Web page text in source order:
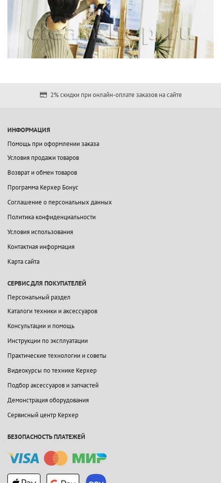
2% скидки при онлайн-оплате заказов на сайте
ИНФОРМАЦИЯ
Помощь при оформлении заказа
Условия продажи товаров
Возврат и обмен товаров
Программа Керхер Бонус
Соглашение о персональных данных
Политика конфиденциальности
Условия использования
Контактная информация
Карта сайта
СЕРВИС ДЛЯ ПОКУПАТЕЛЕЙ
Персональный раздел
Каталоги техники и аксессуаров
Консультации и помощь
Инструкции по эксплуатации
Практические технологии и советы
Видеокурсы по технике Керхер
Подбор аксессуаров и запчастей
Демонстрация оборудования
Сервисный центр Керхер
БЕЗОПАСНОСТЬ ПЛАТЕЖЕЙ